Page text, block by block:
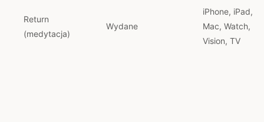
Return
(medytacja)
Wydane
iPhone, iPad,
Mac, Watch,
Vision, TV